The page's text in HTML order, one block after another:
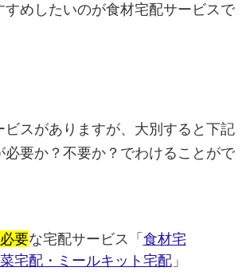
すめしたいのが食材宅配サービスで
ビスがありますが、大別すると下記
必要か？不要か？でわけることがで
必要な宅配サービス「食材宅
宅配・ミールキット宅配」